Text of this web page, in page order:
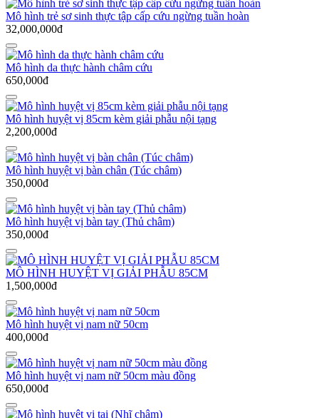
Mô hình trẻ sơ sinh thực tập cấp cứu ngừng tuần hoàn
32,000,000đ
Mô hình da thực hành châm cứu
650,000đ
Mô hình huyệt vị 85cm kèm giải phẫu nội tạng
2,200,000đ
Mô hình huyệt vị bàn chân (Túc châm)
350,000đ
Mô hình huyệt vị bàn tay (Thủ châm)
350,000đ
MÔ HÌNH HUYỆT VỊ GIẢI PHẪU 85CM
1,500,000đ
Mô hình huyệt vị nam nữ 50cm
400,000đ
Mô hình huyệt vị nam nữ 50cm màu đồng
650,000đ